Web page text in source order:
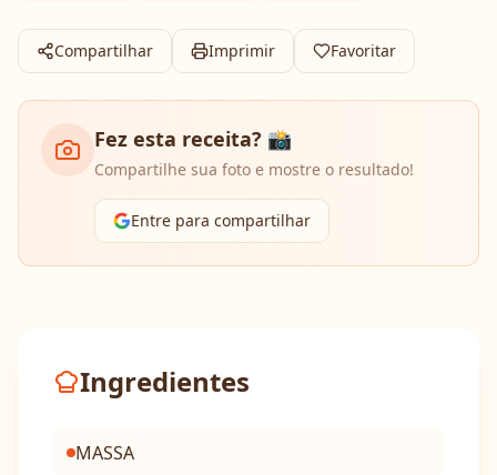
Compartilhar Imprimir Favoritar
Fez esta receita? 📸
Compartilhe sua foto e mostre o resultado!
Entre para compartilhar
Ingredientes
MASSA